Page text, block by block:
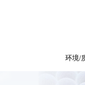
环境/